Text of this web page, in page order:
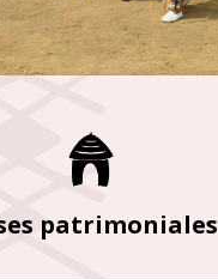
patrimoniales